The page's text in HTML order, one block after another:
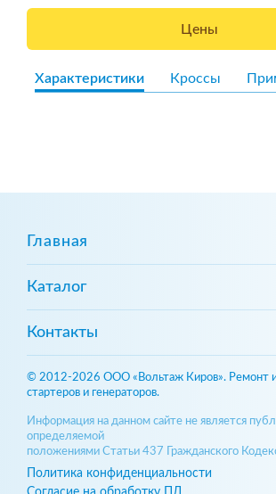
Цены
Характеристики Кроссы
Главная
Каталог
Контакты
© 2012-2026 ООО «Вольтаж Киров». Ремонт
стартеров и генераторов.
Информация на данном сайте не является
определяемой
положениями Статьи 437 Гражданского
Политика конфиденциальности